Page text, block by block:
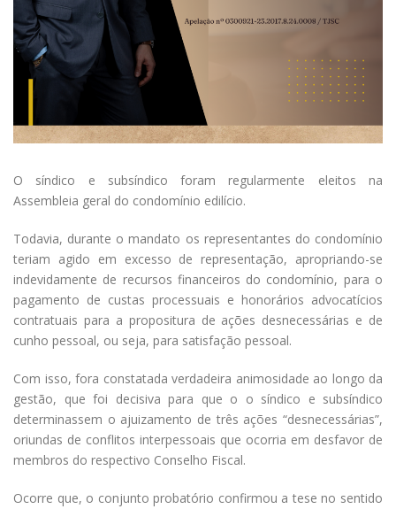
O síndico e subsíndico foram regularmente eleitos na
Assembleia geral do condomínio edilício.
Todavia, durante o mandato os representantes do condomínio
teriam agido em excesso de representação, apropriando-se
indevidamente de recursos financeiros do condomínio, para o
pagamento de custas processuais e honorários advocatícios
contratuais para a propositura de ações desnecessárias e de
cunho pessoal, ou seja, para satisfação pessoal.
Com isso, fora constatada verdadeira animosidade ao longo da
gestão, que foi decisiva para que o o síndico e subsíndico
determinassem o ajuizamento de três ações “desnecessárias”,
oriundas de conflitos interpessoais que ocorria em desfavor de
membros do respectivo Conselho Fiscal.
Ocorre que, o conjunto probatório confirmou a tese no sentido